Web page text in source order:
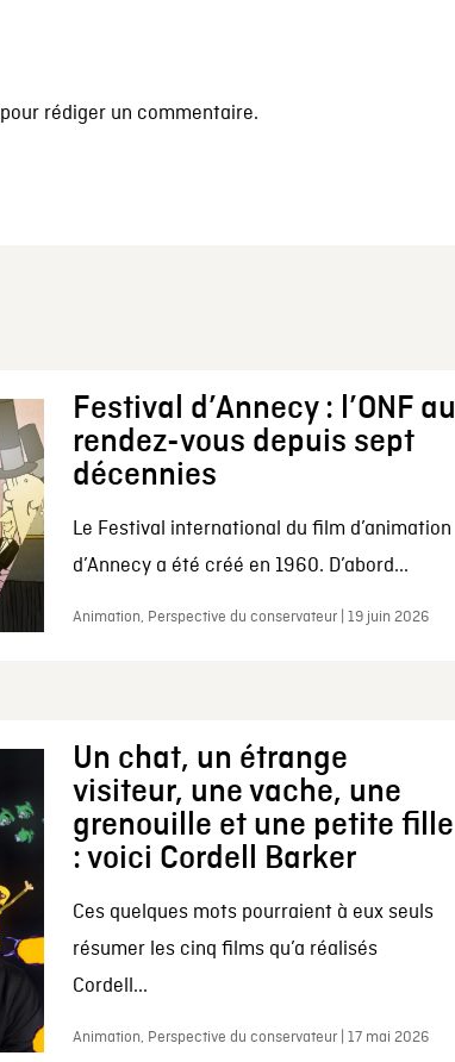
pour rédiger un commentaire.
Festival d’Annecy : l’ONF au
rendez-vous depuis sept
décennies
Le Festival international du film d’animation
d’Annecy a été créé en 1960. D’abord...
Animation, Perspective du conservateur | 19 juin 2026
Un chat, un étrange
visiteur, une vache, une
grenouille et une petite fille
: voici Cordell Barker
Ces quelques mots pourraient à eux seuls
résumer les cinq films qu’a réalisés
Cordell...
Animation, Perspective du conservateur | 17 mai 2026